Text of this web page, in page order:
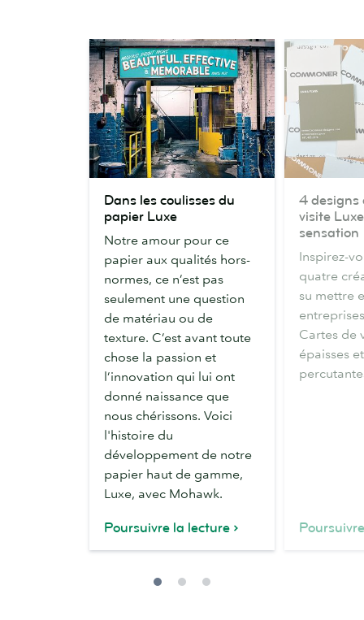
coulisses
papier
Luxe
Dans les coulisses du
papier Luxe
Notre amour pour ce
papier aux qualités hors-
normes, ce n’est pas
seulement une question
de matériau ou de
texture. C’est avant toute
chose la passion et
l’innovation qui lui ont
donné naissance que
nous chérissons. Voici
l'histoire du
développement de notre
papier haut de gamme,
Luxe, avec Mohawk.
Poursuivre la lecture
designs
visite
Luxe
qui
font
sensation
4 designs
visite
sensation
Inspirez-
quatre
su mettre
Cartes de
épaisses